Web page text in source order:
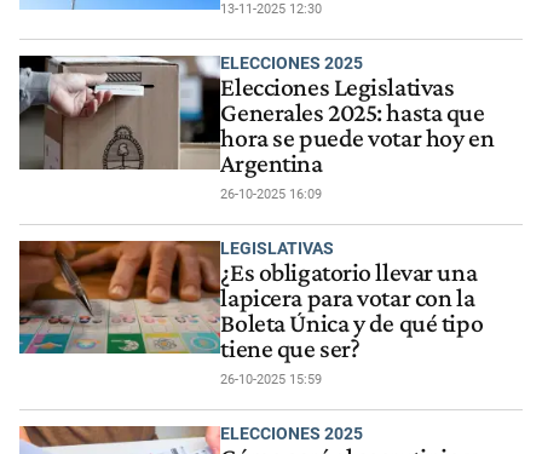
13-11-2025 12:30
ELECCIONES 2025
Elecciones Legislativas
Generales 2025: hasta que
hora se puede votar hoy en
Argentina
26-10-2025 16:09
LEGISLATIVAS
¿Es obligatorio llevar una
lapicera para votar con la
Boleta Única y de qué tipo
tiene que ser?
26-10-2025 15:59
ELECCIONES 2025